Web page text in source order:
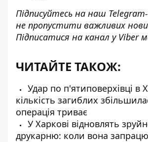
Підписуйтесь на наш
не пропустити важливих
Підписатися на канал у Viber
ЧИТАЙТЕ ТАКОЖ:
Удар по п'ятиповерхівці в
кількість загиблих
операція триває
У Харкові відновлять
друкарню: коли вона